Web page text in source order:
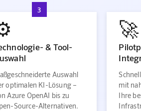
3
& Tool-
Auswahl
optimalen KI-Lösung –
Azure OpenAI bis zu
Source-Alternativen.
🚀
mit
Ihre